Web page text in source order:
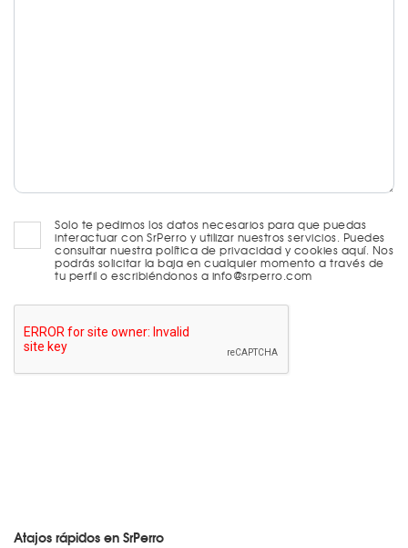
Solo te pedimos los datos necesarios para que puedas
interactuar con SrPerro y utilizar nuestros servicios. Puedes
consultar nuestra política de privacidad y cookies aquí. Nos
podrás solicitar la baja en cualquier momento a través de
tu perfil o escribiéndonos a info@srperro.com
Atajos rápidos en SrPerro